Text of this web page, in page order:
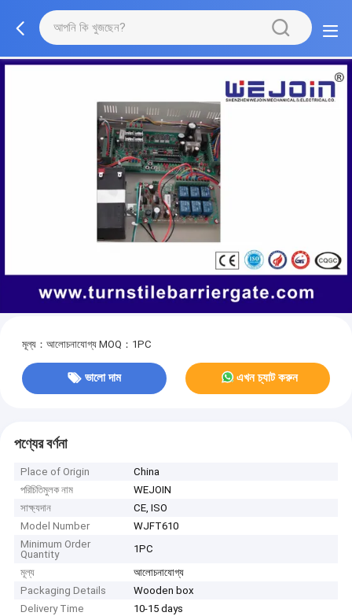
মূল্য：আলোচনাযোগ্য MOQ：1PC
ভালো দাম এখন চ্যাট করুন
পণ্যের বর্ণনা
Place of Origin
China
পরিচিতিমুলক নাম
WEJOIN
সাক্ষ্যদান
CE, ISO
Model Number
WJFT610
Minimum Order
Quantity
1PC
মূল্য
আলোচনাযোগ্য
Packaging Details
Wooden box
Delivery Time
10-15 days